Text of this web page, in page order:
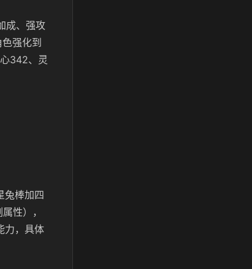
成、强攻
强化到
342、灵
兔棒加四
性），
力，具体